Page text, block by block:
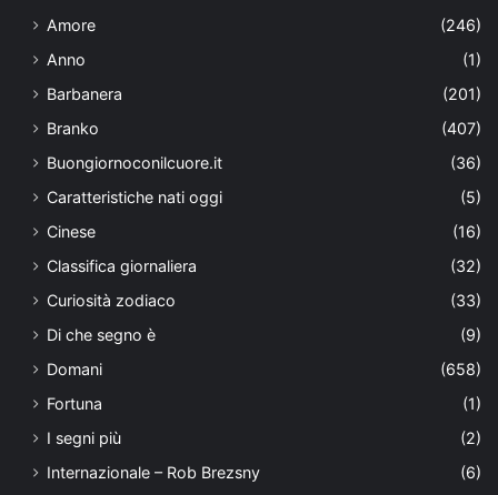
Amore
(246)
Anno
(1)
Barbanera
(201)
Branko
(407)
Buongiornoconilcuore.it
(36)
Caratteristiche nati oggi
(5)
Cinese
(16)
Classifica giornaliera
(32)
Curiosità zodiaco
(33)
Di che segno è
(9)
Domani
(658)
Fortuna
(1)
I segni più
(2)
Internazionale – Rob Brezsny
(6)